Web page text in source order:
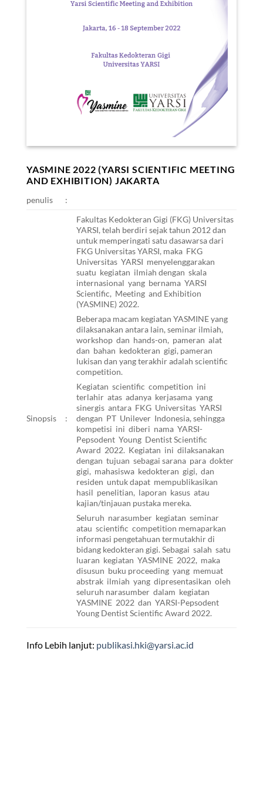
YASMINE 2022 (YARSI SCIENTIFIC MEETING
AND EXHIBITION) JAKARTA
penulis :
Sinopsis :
Fakultas Kedokteran Gigi (FKG) Universitas
YARSI, telah berdiri sejak tahun 2012 dan
untuk memperingati satu dasawarsa dari
FKG Universitas YARSI, maka FKG
Universitas YARSI menyelenggarakan
suatu kegiatan ilmiah dengan skala
internasional yang bernama YARSI
Scientific, Meeting and Exhibition
(YASMINE) 2022.
Beberapa macam kegiatan YASMINE yang
dilaksanakan antara lain, seminar ilmiah,
workshop dan hands-on, pameran alat
dan bahan kedokteran gigi, pameran
lukisan dan yang terakhir adalah scientific
competition.
Kegiatan scientific competition ini
terlahir atas adanya kerjasama yang
sinergis antara FKG Universitas YARSI
dengan PT Unilever Indonesia, sehingga
kompetisi ini diberi nama YARSI-
Pepsodent Young Dentist Scientific
Award 2022. Kegiatan ini dilaksanakan
dengan tujuan sebagai sarana para dokter
gigi, mahasiswa kedokteran gigi, dan
residen untuk dapat mempublikasikan
hasil penelitian, laporan kasus atau
kajian/tinjauan pustaka mereka.
Seluruh narasumber kegiatan seminar
atau scientific competition memaparkan
informasi pengetahuan termutakhir di
bidang kedokteran gigi. Sebagai salah satu
luaran kegiatan YASMINE 2022, maka
disusun buku proceeding yang memuat
abstrak ilmiah yang dipresentasikan oleh
seluruh narasumber dalam kegiatan
YASMINE 2022 dan YARSI-Pepsodent
Young Dentist Scientific Award 2022.
Info Lebih lanjut: publikasi.hki@yarsi.ac.id